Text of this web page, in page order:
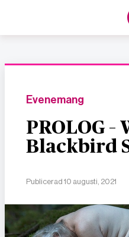
Evenemang
PROLOG –
Blackbird
Publicerad 10 augusti, 2021